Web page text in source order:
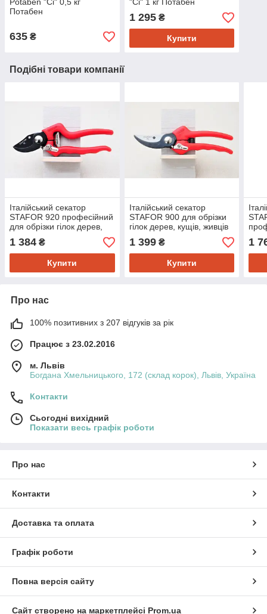
Potaben "Ci" 0,5 кг
Потабен
635 ₴
"Ci" 1 кг Потабен
1 295₴
Купити
Подібні товари компанії
Італійський секатор
STAFOR 920 професійний
для обрізки гілок дерев,
Стафор
1 384 ₴
Купити
Італійський секатор
STAFOR 900 для обрізки
гілок дерев, кущів, живців
(якісний) — Стафор 900
1 399₴
Купити
1
Про нас
100% позитивних з 207 відгуків за рік
Працює з 23.02.2016
м. Львів
Богдана Хмельницького, 172 (склад корок), Львів, Україна
Контакти
Сьогодні вихідний
Показати весь графік роботи
Про нас
Контакти
Доставка та оплата
Графік роботи
Повна версія сайту
Сайт створено на маркетплейсі Prom.ua